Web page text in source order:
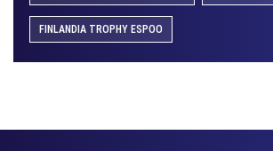
FINLANDIA TROPHY ESPOO